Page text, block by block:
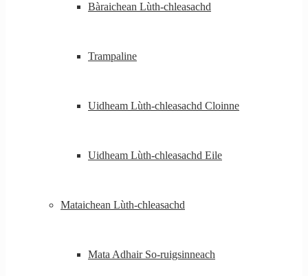
Bàraichean Lùth-chleasachd
Trampaline
Uidheam Lùth-chleasachd Cloinne
Uidheam Lùth-chleasachd Eile
Mataichean Lùth-chleasachd
Mata Adhair So-ruigsinneach